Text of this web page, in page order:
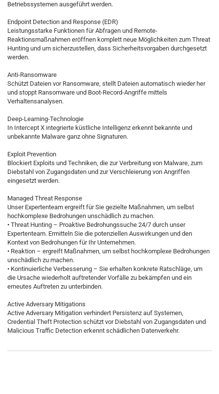
Betriebssystemen ausgeführt werden.
Endpoint Detection and Response (EDR)
Leistungsstarke Funktionen für Abfragen und Remote-
Reaktionsmaßnahmen eröffnen komplett neue Möglichkeiten zum Threat
Hunting und um sicherzustellen, dass Sicherheitsvorgaben durchgesetzt
werden.
Anti-Ransomware
Schützt Dateien vor Ransomware, stellt Dateien automatisch wieder her
und stoppt Ransomware und Boot-Record-Angriffe mittels
Verhaltensanalysen.
Deep-Learning-Technologie
In Intercept X integrierte küstliche Intelligenz erkennt bekannte und
unbekannte Malware ganz ohne Signaturen.
Exploit Prevention
Blockiert Exploits und Techniken, die zur Verbreitung von Malware, zum
Diebstahl von Zugangsdaten und zur Verschleierung von Angriffen
eingesetzt werden.
Managed Threat Response
Unser Expertenteam ergreift für Sie gezielte Maßnahmen, um selbst
hochkomplexe Bedrohungen unschädlich zu machen.
• Threat Hunting – Proaktive Bedrohungssuche 24/7 durch unser
Expertenteam. Ermitteln Sie die potenziellen Auswirkungen und den
Kontext von Bedrohungen für Ihr Unternehmen.
• Reaktion – ergreift Maßnahmen, um selbst hochkomplexe Bedrohungen
unschädlich zu machen.
• Kontinuierliche Verbesserung – Sie erhalten konkrete Ratschläge, um
die Ursache wiederholt auftretender Vorfälle zu bekämpfen und ein
erneutes Auftreten zu unterbinden.
Active Adversary Mitigations
Active Adversary Mitigation verhindert Persistenz auf Systemen,
Credential Theft Protection schützt vor Diebstahl von Zugangsdaten und
Malicious Traffic Detection erkennt schädlichen Datenverkehr.